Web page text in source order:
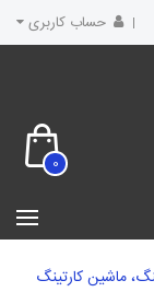
حساب کاربری
0
ماشین کارتینگ